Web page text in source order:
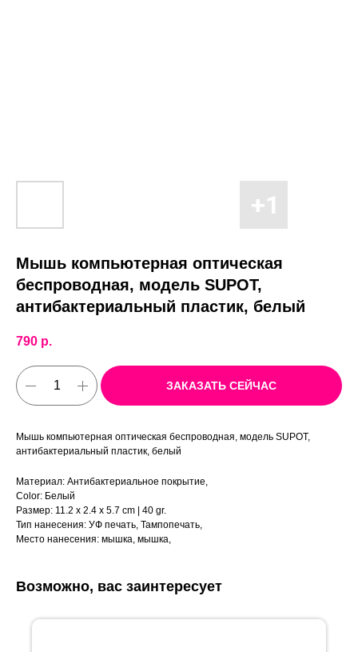
Мышь компьютерная оптическая
беспроводная, модель SUPOT,
антибактериальный пластик, белый
790 р.
ЗАКАЗАТЬ СЕЙЧАС
Мышь компьютерная оптическая беспроводная, модель SUPOT,
антибактериальный пластик, белый
Материал: Антибактериальное покрытие,
Color: Белый
Размер: 11.2 x 2.4 x 5.7 cm | 40 gr.
Тип нанесения: УФ печать, Тампопечать,
Место нанесения: мышка, мышка,
Возможно, вас заинтересует